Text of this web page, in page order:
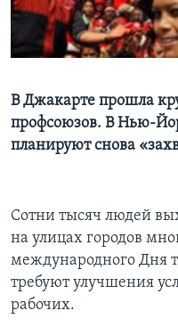
Learning English
В Джакарте прошла
профсоюзов. В Нью-
планируют снова
Сотни тысяч людей
на улицах городов
международного Дня
требуют улучшения
рабочих.